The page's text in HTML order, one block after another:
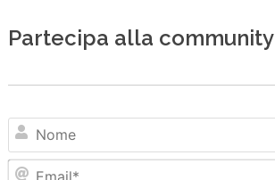
Partecipa alla community